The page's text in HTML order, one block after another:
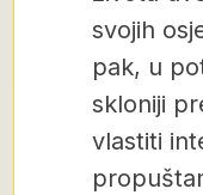
svojih
pak, u
skloniji
vlastiti